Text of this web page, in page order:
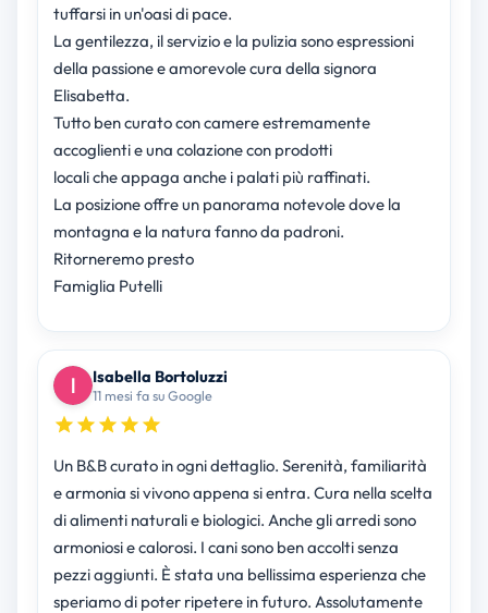
tuffarsi in un'oasi di pace.
La gentilezza, il servizio e la pulizia sono espressioni
della passione e amorevole cura della signora
Elisabetta.
Tutto ben curato con camere estremamente
accoglienti e una colazione con prodotti
locali che appaga anche i palati più raffinati.
La posizione offre un panorama notevole dove la
montagna e la natura fanno da padroni.
Ritorneremo presto
Famiglia Putelli
Isabella Bortoluzzi
11 mesi fa su Google
Un B&B curato in ogni dettaglio. Serenità, familiarità
e armonia si vivono appena si entra. Cura nella scelta
di alimenti naturali e biologici. Anche gli arredi sono
armoniosi e calorosi. I cani sono ben accolti senza
pezzi aggiunti. È stata una bellissima esperienza che
speriamo di poter ripetere in futuro. Assolutamente